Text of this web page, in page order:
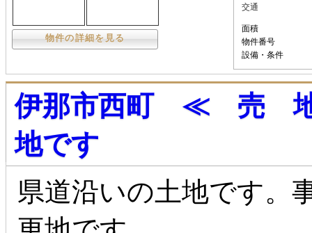
物件の詳細を見る
交通
面積
物件番号
設備・条件
伊那市西町 ≪ 売
地です
県道沿いの土地です。